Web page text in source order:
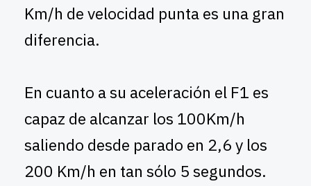
Km/h de velocidad punta es una gran
diferencia.
En cuanto a su aceleración el F1 es
capaz de alcanzar los 100Km/h
saliendo desde parado en 2,6 y los
200 Km/h en tan sólo 5 segundos.